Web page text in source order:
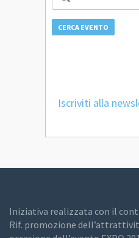
CERCA EVENTO
Iscriviti alla
Iniziativa realizzata con il
Rif. promozione